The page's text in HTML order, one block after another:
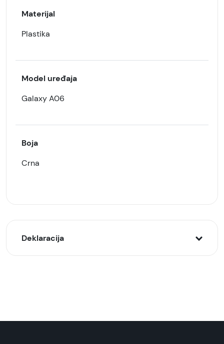
Materijal
Plastika
Model uređaja
Galaxy A06
Boja
Crna
Deklaracija
Naziv i vrsta robe: